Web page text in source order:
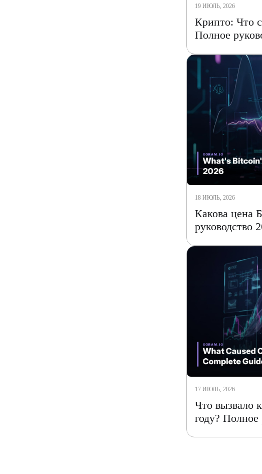
19 ИЮЛЬ, 2026
Крипто: Что
Полное
18 ИЮЛЬ, 2026
Какова цена
руководство
17 ИЮЛЬ, 2026
Что вызвало
году? Полное